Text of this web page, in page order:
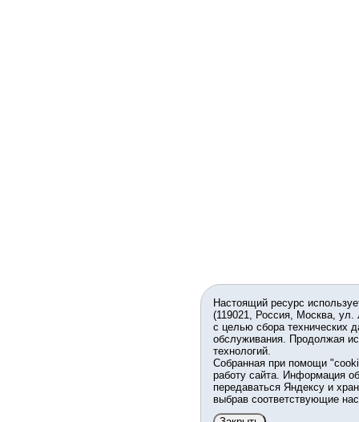
Настоящий ресурс
(119021, Россия, Москва,
с целью сбора технических
обслуживания. Продолжая
технологий.
Собранная при помощи
работу сайта. Информация
передаваться Яндексу и
выбрав соответствующие